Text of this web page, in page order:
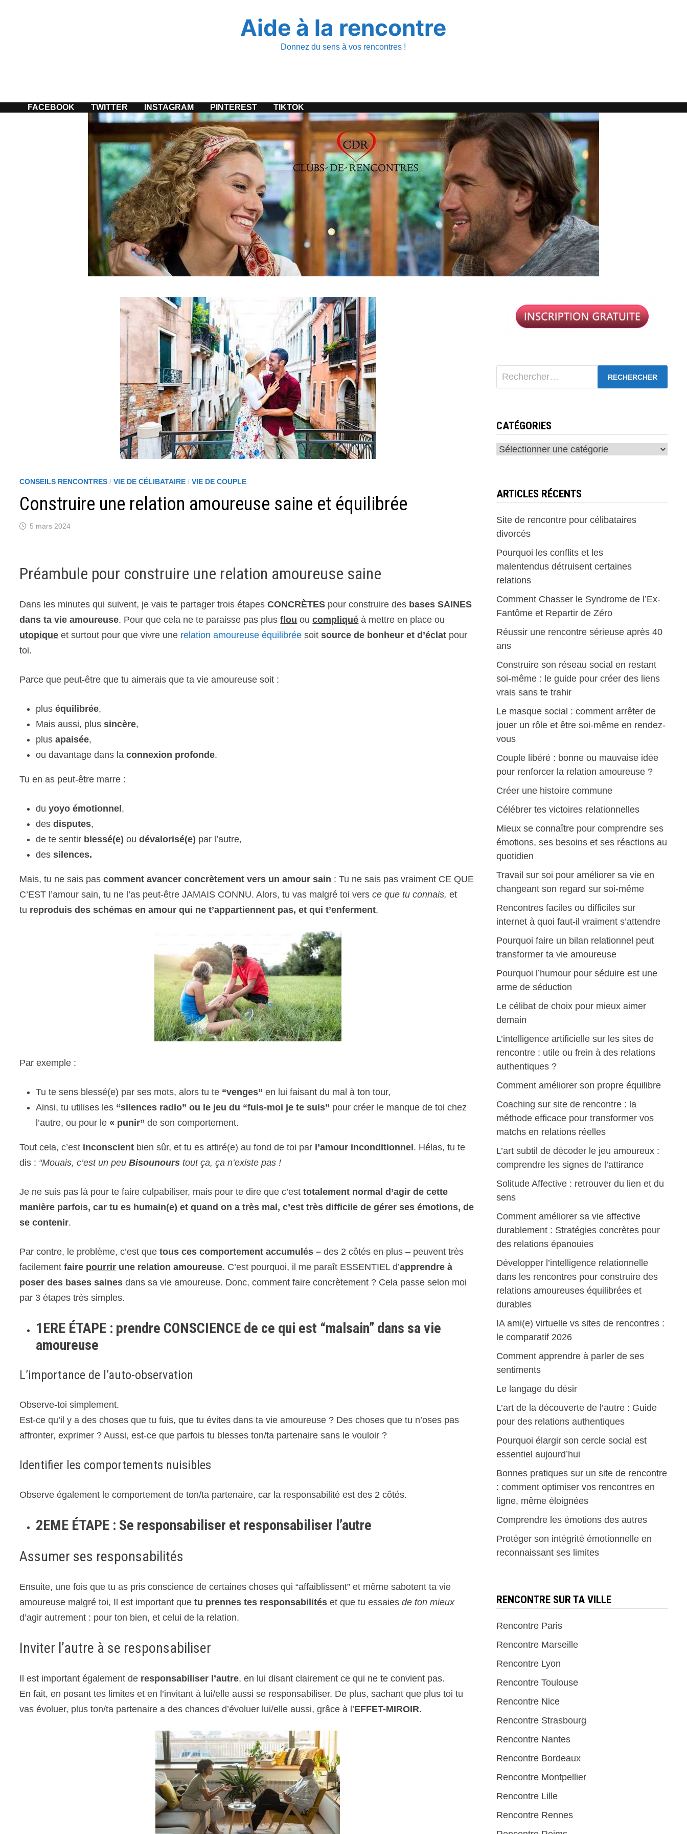
Aide à la rencontre
Donnez du sens à vos rencontres !
FACEBOOK TWITTER INSTAGRAM PINTEREST TIKTOK
CONSEILS RENCONTRES /VIE DE CÉLIBATAIRE /VIE DE COUPLE
Construire une relation amoureuse saine et équilibrée
5 mars 2024
Préambule pour construire une relation amoureuse saine
Dans les minutes qui suivent, je vais te partager trois étapesCONCRÈTES pour construire des bases SAINES
dans ta vie amoureuse. Pour que cela ne te paraisse pas plusflou oucompliqué à mettre en place ou
utopique et surtout pour que vivre une relation amoureuse équilibrée soitsource de bonheur et d’éclat pour
toi.
Parce que peut-être que tu aimerais que ta vie amoureuse soit :
plus équilibrée,
Mais aussi, plussincère,
plusapaisée,
ou davantage dans la connexion profonde.
Tu en as peut-être marre :
duyoyo émotionnel ,
desdisputes,
de te sentir blessé(e)oudévalorisé(e) par l’autre,
dessilences.
Mais, tu ne sais pascomment avancer concrètement vers un amour sain : Tu ne sais pas vraiment CE QUE
C’EST l’amour sain, tu ne l’as peut-être JAMAIS CONNU. Alors, tu vas malgré toi versce que tu connais, et
tu reproduis des schémas en amour qui ne t’appartiennent pas, et qui t’enferment.
Par exemple :
Tu te sens blessé(e) par ses mots, alors tu te “venges” en lui faisant du mal à ton tour,
Ainsi, tu utilises les “silences radio” ou le jeu du “fuis-moi je te suis” pour créer le manque de toi chez
l’autre, ou pour le« punir” de son comportement.
Tout cela, c’est inconscient bien sûr, et tu es attiré(e) au fond de toi par l’amour inconditionnel. Hélas, tu te
dis : “Mouais, c’est un peuBisounours tout ça, ça n’existe pas !
Je ne suis pas là pour te faire culpabiliser, mais pour te dire que c’esttotalement normal d’agir de cette
manière parfois, car tu es humain(e) etquand on a très mal, c’est très difficile de gérer ses émotions, de
se contenir.
Par contre, le problème, c’est quetous ces comportement accumulés – des 2 côtés en plus – peuvent très
facilementfaire pourrir une relation amoureuse. C’est pourquoi, il me paraît ESSENTIEL d’apprendre à
poser des bases saines dans sa vie amoureuse. Donc, comment faire concrètement ? Cela passe selon moi
par 3 étapes très simples.
1ERE ÉTAPE : prendre CONSCIENCE de ce qui est “malsain” dans sa vie
amoureuse
L’importance de l’auto-observation
Observe-toi simplement.
Est-ce qu’il y a des choses que tu fuis, que tu évites dans ta vie amoureuse ? Des choses que tu n’oses pas
affronter, exprimer ? Aussi, est-ce que parfois tu blesses ton/ta partenaire sans le vouloir ?
Identifier les comportements nuisibles
Observe également le comportement de ton/ta partenaire, car la responsabilité est des 2 côtés.
2EME ÉTAPE : Se responsabiliser et responsabiliser l’autre
Assumer ses responsabilités
Ensuite, une fois que tu as pris conscience de certaines choses qui “affaiblissent” et même sabotent ta vie
amoureuse malgré toi, Il est important quetu prennes tes responsabilités et que tu essaiesde ton mieux
d’agir autrement : pour ton bien, et celui de la relation.
Inviter l’autre à se responsabiliser
Il est important également de responsabiliser l’autre, en lui disant clairement ce qui ne te convient pas.
En fait, en posant tes limites et en l’invitant à lui/elle aussi se responsabiliser. De plus, sachant que plus toi tu
vas évoluer, plus ton/ta partenaire a des chances d’évoluer lui/elle aussi, grâce à l’EFFET-MIROIR.
Rechercher :
CATÉGORIES
Catégories
ARTICLES RÉCENTS
Site de rencontre pour célibataires
divorcés
Pourquoi les conflits et les
malentendus détruisent certaines
relations
Comment Chasser le Syndrome de l’Ex-
Fantôme et Repartir de Zéro
Réussir une rencontre sérieuse après 40
ans
Construire son réseau social en restant
soi-même : le guide pour créer des liens
vrais sans te trahir
Le masque social : comment arrêter de
jouer un rôle et être soi-même en rendez-
vous
Couple libéré : bonne ou mauvaise idée
pour renforcer la relation amoureuse ?
Créer une histoire commune
Célébrer tes victoires relationnelles
Mieux se connaître pour comprendre ses
émotions, ses besoins et ses réactions au
quotidien
Travail sur soi pour améliorer sa vie en
changeant son regard sur soi-même
Rencontres faciles ou difficiles sur
internet à quoi faut-il vraiment s’attendre
Pourquoi faire un bilan relationnel peut
transformer ta vie amoureuse
Pourquoi l’humour pour séduire est une
arme de séduction
Le célibat de choix pour mieux aimer
demain
L’intelligence artificielle sur les sites de
rencontre : utile ou frein à des relations
authentiques ?
Comment améliorer son propre équilibre
Coaching sur site de rencontre : la
méthode efficace pour transformer vos
matchs en relations réelles
L’art subtil de décoder le jeu amoureux :
comprendre les signes de l’attirance
Solitude Affective : retrouver du lien et du
sens
Comment améliorer sa vie affective
durablement : Stratégies concrètes pour
des relations épanouies
Développer l’intelligence relationnelle
dans les rencontres pour construire des
relations amoureuses équilibrées et
durables
IA ami(e) virtuelle vs sites de rencontres :
le comparatif 2026
Comment apprendre à parler de ses
sentiments
Le langage du désir
L’art de la découverte de l’autre : Guide
pour des relations authentiques
Pourquoi élargir son cercle social est
essentiel aujourd’hui
Bonnes pratiques sur un site de rencontre
: comment optimiser vos rencontres en
ligne, même éloignées
Comprendre les émotions des autres
Protéger son intégrité émotionnelle en
reconnaissant ses limites
RENCONTRE SUR TA VILLE
Rencontre Paris
Rencontre Marseille
Rencontre Lyon
Rencontre Toulouse
Rencontre Nice
Rencontre Strasbourg
Rencontre Nantes
Rencontre Bordeaux
Rencontre Montpellier
Rencontre Lille
Rencontre Rennes